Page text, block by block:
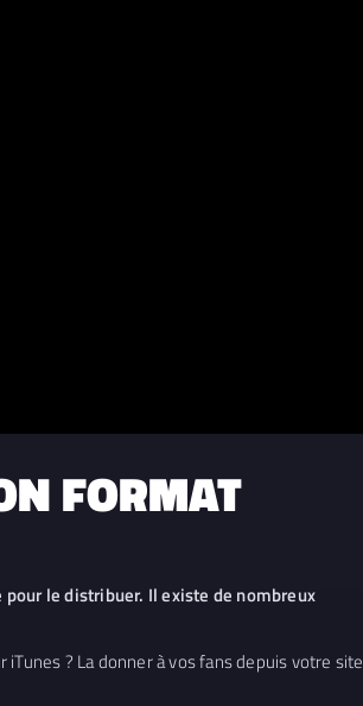
FORMAT
le distribuer. Il existe de nombreux
? La donner à vos fans depuis votre site